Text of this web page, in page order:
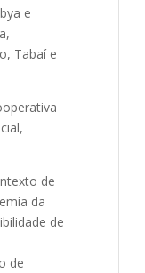
e
Tabaí e
de
da
de
de